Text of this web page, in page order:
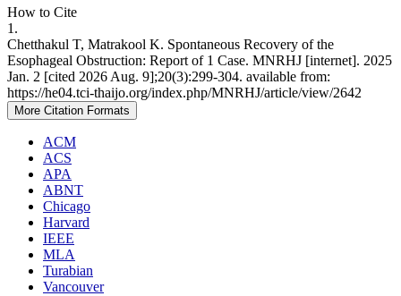
How to Cite
1.
Chetthakul T, Matrakool K. Spontaneous Recovery of the
Esophageal Obstruction: Report of 1 Case. MNRHJ [internet]. 2025
Jan. 2 [cited 2026 Aug. 9];20(3):299-304. available from:
https://he04.tci-thaijo.org/index.php/MNRHJ/article/view/2642
More Citation Formats
ACM
ACS
APA
ABNT
Chicago
Harvard
IEEE
MLA
Turabian
Vancouver